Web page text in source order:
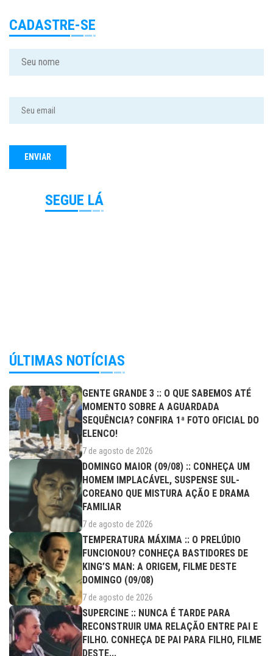
CADASTRE-SE
SEGUE LÁ
ÚLTIMAS NOTÍCIAS
GENTE GRANDE 3 :: O QUE SABEMOS ATÉ
MOMENTO SOBRE A AGUARDADA
SEQUÊNCIA? CONFIRA 1ª FOTO OFICIAL DO
ELENCO!
7 de agosto de 2026
DOMINGO MAIOR (09/08) :: CONHEÇA UM
HOMEM IMPLACÁVEL, SUSPENSE SUL-
COREANO QUE MISTURA AÇÃO E DRAMA
FAMILIAR
7 de agosto de 2026
TEMPERATURA MÁXIMA :: O PRELÚDIO
FUNCIONOU? CONHEÇA BASTIDORES DE
KING’S MAN: A ORIGEM, FILME DESTE
DOMINGO (09/08)
7 de agosto de 2026
SUPERCINE :: NUNCA É TARDE PARA
RECONSTRUIR UMA RELAÇÃO ENTRE PAI E
FILHO. CONHEÇA DE PAI PARA FILHO, FILME
DESTE...